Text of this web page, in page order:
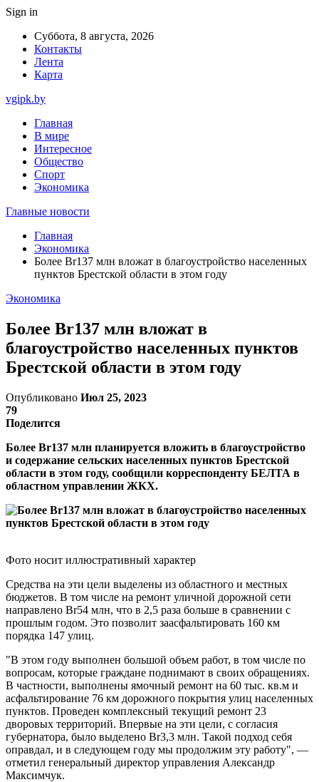
Sign in
Суббота, 8 августа, 2026
Контакты
Лента
Карта
vgipk.by
Главная
В мире
Интересное
Общество
Спорт
Экономика
Главные новости
Главная
Экономика
Более Br137 млн вложат в благоустройство населенных
пунктов Брестской области в этом году
Экономика
Более Br137 млн вложат в
благоустройство населенных пунктов
Брестской области в этом году
Опубликовано Июл 25, 2023
79
Поделится
Более Br137 млн планируется вложить в благоустройство
и содержание сельских населенных пунктов Брестской
области в этом году, сообщили корреспонденту БЕЛТА в
областном управлении ЖКХ.
Фото носит иллюстративный характер
Средства на эти цели выделены из областного и местных
бюджетов. В том числе на ремонт уличной дорожной сети
направлено Br54 млн, что в 2,5 раза больше в сравнении с
прошлым годом. Это позволит заасфальтировать 160 км
порядка 147 улиц.
"В этом году выполнен большой объем работ, в том числе по
вопросам, которые граждане поднимают в своих обращениях.
В частности, выполнены ямочный ремонт на 60 тыс. кв.м и
асфальтирование 76 км дорожного покрытия улиц населенных
пунктов. Проведен комплексный текущий ремонт 23
дворовых территорий. Впервые на эти цели, с согласия
губернатора, было выделено Br3,3 млн. Такой подход себя
оправдал, и в следующем году мы продолжим эту работу", —
отметил генеральный директор управления Александр
Максимчук.